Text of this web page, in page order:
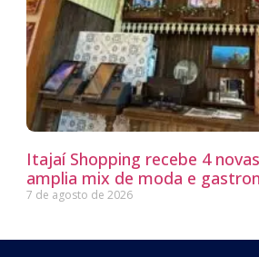
Itajaí Shopping recebe 4
amplia mix de moda e
7 de agosto de 2026